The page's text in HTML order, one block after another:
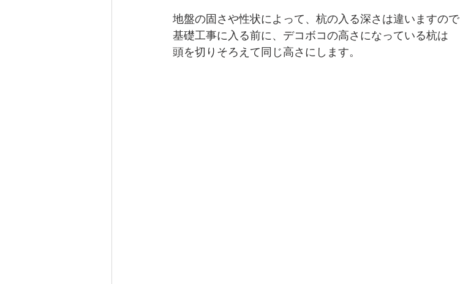
地盤の固さや性状によって、杭の入る深さは違いますので
基礎工事に入る前に、デコボコの高さになっている杭は
頭を切りそろえて同じ高さにします。